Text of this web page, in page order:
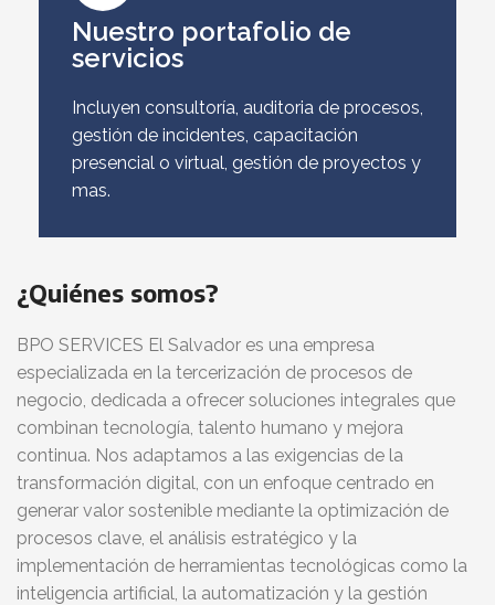
Nuestro portafolio de
servicios
Incluyen consultoría, auditoria de procesos,
gestión de incidentes, capacitación
presencial o virtual, gestión de proyectos y
mas.
¿Quiénes somos?
BPO SERVICES El Salvador es una empresa
especializada en la tercerización de procesos de
negocio, dedicada a ofrecer soluciones integrales que
combinan tecnología, talento humano y mejora
continua. Nos adaptamos a las exigencias de la
transformación digital, con un enfoque centrado en
generar valor sostenible mediante la optimización de
procesos clave, el análisis estratégico y la
implementación de herramientas tecnológicas como la
inteligencia artificial, la automatización y la gestión